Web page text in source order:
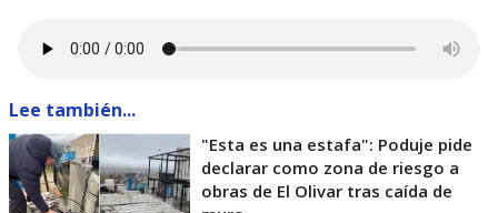
Lee también...
"Esta es una estafa": Poduje pide
declarar como zona de riesgo a
obras de El Olivar tras caída de